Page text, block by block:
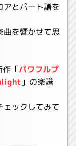
とパート譜を
曲を響かせて思
「パワフルプ
」の楽譜
ェックしてみて